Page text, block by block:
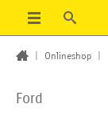
Onlineshop
Ford